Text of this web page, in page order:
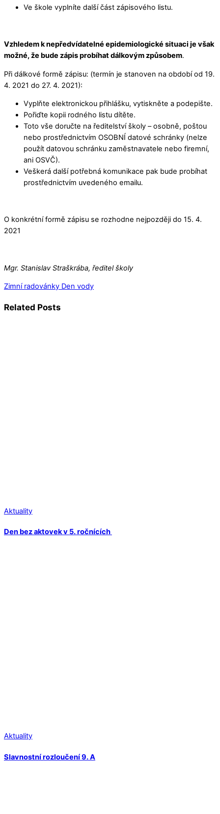
Ve škole vyplníte další část zápisového listu.
Vzhledem k nepředvídatelné epidemiologické situaci je však
možné, že bude zápis probíhat dálkovým způsobem.
Při dálkové formě zápisu: (termín je stanoven na období od 19.
4. 2021 do 27. 4. 2021):
Vyplňte elektronickou přihlášku, vytiskněte a podepište.
Pořiďte kopii rodného listu dítěte.
Toto vše doručte na ředitelství školy – osobně, poštou
nebo prostřednictvím OSOBNÍ datové schránky (nelze
použít datovou schránku zaměstnavatele nebo firemní,
ani OSVČ).
Veškerá další potřebná komunikace pak bude probíhat
prostřednictvím uvedeného emailu.
O konkrétní formě zápisu se rozhodne nejpozději do 15. 4.
2021
Mgr. Stanislav Straškrába, ředitel školy
Zimní radovánky Den vody
Related Posts
Aktuality
Den bez aktovek v 5. ročnících
Aktuality
Slavnostní rozloučení 9. A